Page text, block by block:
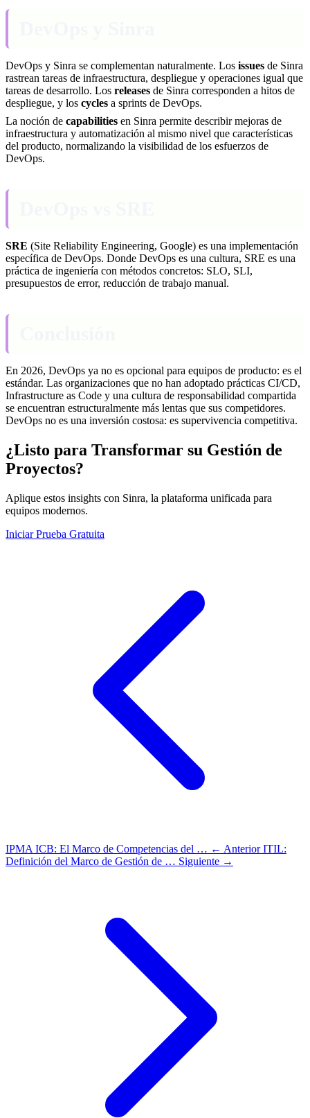
DevOps y Sinra se complementan naturalmente. Los issues de Sinra
rastrean tareas de infraestructura, despliegue y operaciones igual que
tareas de desarrollo. Los releases de Sinra corresponden a hitos de
despliegue, y los cycles a sprints de DevOps.
La noción de capabilities en Sinra permite describir mejoras de
infraestructura y automatización al mismo nivel que características
del producto, normalizando la visibilidad de los esfuerzos de
DevOps.
SRE (Site Reliability Engineering, Google) es una implementación
específica de DevOps. Donde DevOps es una cultura, SRE es una
práctica de ingeniería con métodos concretos: SLO, SLI,
presupuestos de error, reducción de trabajo manual.
En 2026, DevOps ya no es opcional para equipos de producto: es el
estándar. Las organizaciones que no han adoptado prácticas CI/CD,
Infrastructure as Code y una cultura de responsabilidad compartida
se encuentran estructuralmente más lentas que sus competidores.
DevOps no es una inversión costosa: es supervivencia competitiva.
¿Listo para Transformar su Gestión de
Proyectos?
Aplique estos insights con Sinra, la plataforma unificada para
equipos modernos.
Iniciar Prueba Gratuita
IPMA ICB: El Marco de Competencias del … ← Anterior ITIL:
Definición del Marco de Gestión de … Siguiente →